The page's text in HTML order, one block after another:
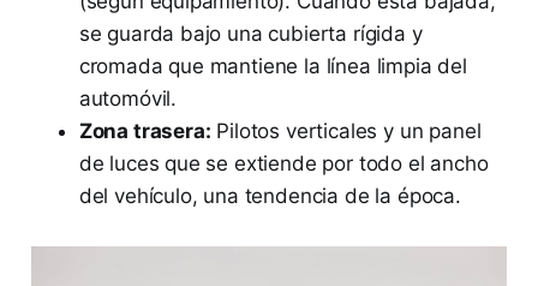
se guarda bajo una cubierta rígida y
cromada que mantiene la línea limpia del
automóvil.
Zona trasera: Pilotos verticales y un panel
de luces que se extiende por todo el ancho
del vehículo, una tendencia de la época.